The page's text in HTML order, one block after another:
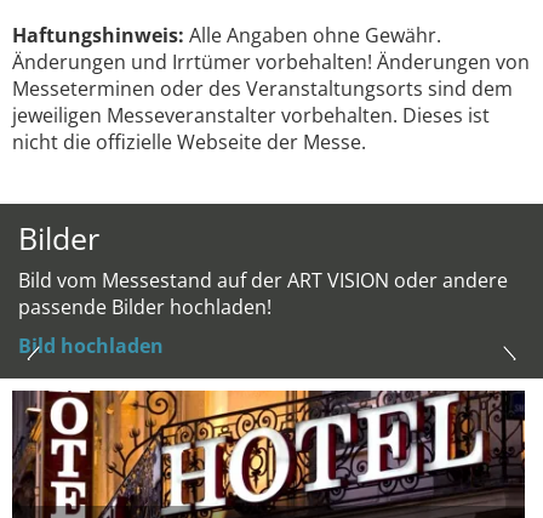
Haftungshinweis: Alle Angaben ohne Gewähr.
Änderungen und Irrtümer vorbehalten! Änderungen von
Messeterminen oder des Veranstaltungsorts sind dem
jeweiligen Messeveranstalter vorbehalten. Dieses ist
nicht die offizielle Webseite der Messe.
Bilder
Bild vom Messestand auf der ART VISION oder andere
passende Bilder hochladen!
Bild hochladen